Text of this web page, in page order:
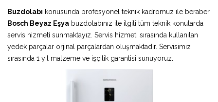
Buzdolabı konusunda profesyonel teknik kadromuz ile beraber
Bosch Beyaz Eşya buzdolabınız ile ilgili tüm teknik konularda
servis hizmeti sunmaktayız. Servis hizmeti sırasında kullanılan
yedek parçalar orjinal parçalardan oluşmaktadır. Servisimiz
sırasında 1 yıl malzeme ve işçilik garantisi sunuyoruz.